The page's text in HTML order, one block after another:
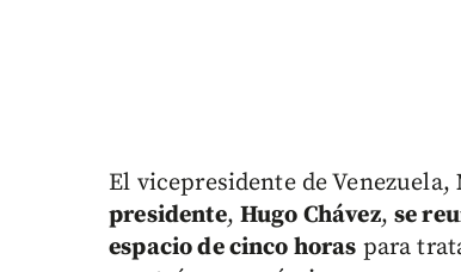
El vicepresidente de Venezuela,
presidente,Hugo Chávez, se
espacio de cinco horas para